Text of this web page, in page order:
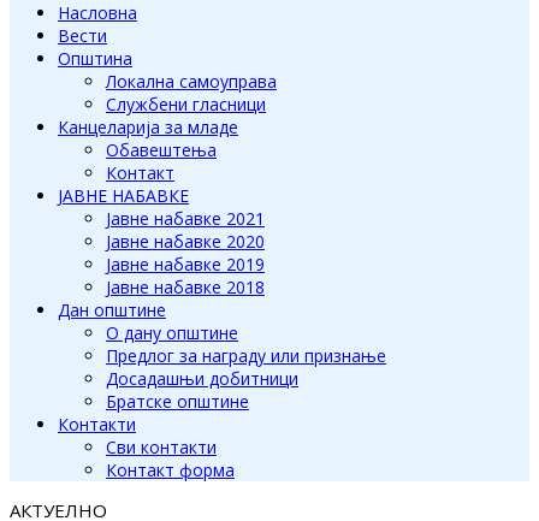
Насловна
Вести
Општина
Локална самоуправа
Службени гласници
Канцеларија за младе
Обавештења
Контакт
ЈАВНЕ НАБАВКЕ
Јавне набавке 2021
Јавне набавке 2020
Јавне набавке 2019
Јавне набавке 2018
Дан општине
О дану општине
Предлог за награду или признање
Досадашњи добитници
Братске општине
Контакти
Сви контакти
Контакт форма
АКТУЕЛНО